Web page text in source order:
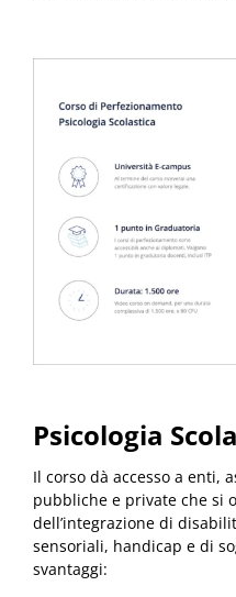
Psicologia
Il corso dà accesso a enti,
pubbliche e private che si
dell’integrazione di
sensoriali, handicap e di
svantaggi: